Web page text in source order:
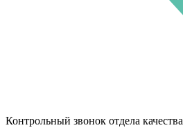
Контрольный звонок отдела качества